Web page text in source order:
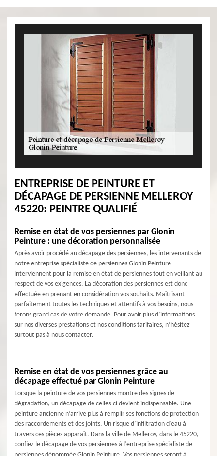
ENTREPRISE DE PEINTURE ET
DÉCAPAGE DE PERSIENNE MELLEROY
45220: PEINTRE QUALIFIÉ
Remise en état de vos persiennes par Glonin
Peinture : une décoration personnalisée
Après avoir procédé au décapage des persiennes, les intervenants de
notre entreprise spécialiste de persiennes Glonin Peinture
interviennent pour la remise en état de persiennes tout en veillant au
respect de vos exigences. La décoration des persiennes est donc
effectuée en prenant en considération vos souhaits. Maîtrisant
parfaitement toutes les techniques et attentifs à vos besoins, nous
ferons grand cas de votre demande. Pour avoir plus d’informations
sur nos diverses prestations et nos conditions tarifaires, n’hésitez
surtout pas à nous contacter.
Remise en état de vos persiennes grâce au
décapage effectué par Glonin Peinture
Lorsque la peinture de vos persiennes montre des signes de
dégradation, un décapage de celles-ci devient indispensable. Une
peinture ancienne n’arrive plus à remplir ses fonctions de protection
des raccordements et des joints. Un risque d’infiltration d’eau à
travers ces pièces apparaît. Dans la ville de Melleroy, dans le 45220,
confiez le décapage de vos persiennes à l’entreprise spécialiste de